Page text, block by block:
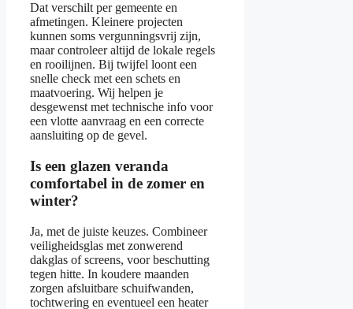
Dat verschilt per gemeente en
afmetingen. Kleinere projecten
kunnen soms vergunningsvrij zijn,
maar controleer altijd de lokale regels
en rooilijnen. Bij twijfel loont een
snelle check met een schets en
maatvoering. Wij helpen je
desgewenst met technische info voor
een vlotte aanvraag en een correcte
aansluiting op de gevel.
Is een glazen veranda
comfortabel in de zomer en
winter?
Ja, met de juiste keuzes. Combineer
veiligheidsglas met zonwerend
dakglas of screens, voor beschutting
tegen hitte. In koudere maanden
zorgen afsluitbare schuifwanden,
tochtwering en eventueel een heater